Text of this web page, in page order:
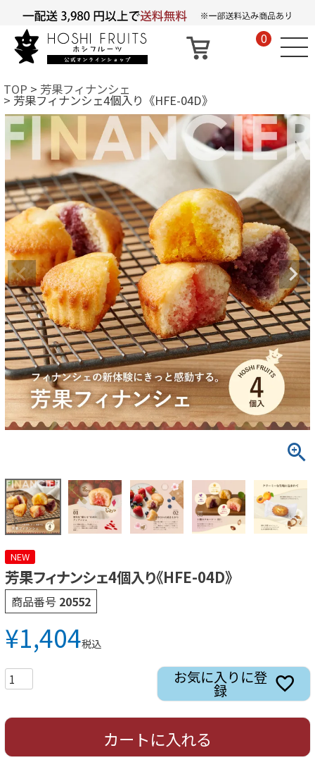
0
TOP 芳果フィナンシェ
芳果フィナンシェ4個入り《HFE-04D》
NEW
芳果フィナンシェ4個入り《HFE-04D》
商品番号 20552
¥1,404税込
お気に入りに登
録
カートに入れる